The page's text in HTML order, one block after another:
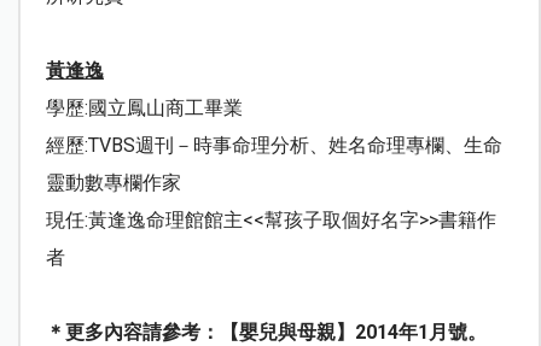
黃逢逸
學歷:國立鳳山商工畢業
經歷:TVBS週刊－時事命理分析、姓名命理專欄、生命
靈動數專欄作家
現任:黃逢逸命理館館主<<幫孩子取個好名字>>書籍作
者
＊更多內容請參考：【嬰兒與母親】 2014年1 月號。